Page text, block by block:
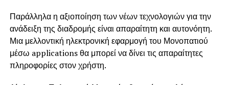
Παράλληλα η αξιοποίηση των νέων τεχνολογιών για την
ανάδειξη της διαδρομής είναι απαραίτητη και αυτονόητη.
Μια μελλοντική ηλεκτρονική εφαρμογή του Μονοπατιού
μέσω applications θα μπορεί να δίνει τις απαραίτητες
πληροφορίες στον χρήστη.